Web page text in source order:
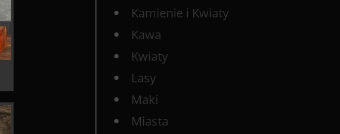
Kamienie i Kwiaty
Kawa
Kwiaty
Lasy
Maki
Miasta